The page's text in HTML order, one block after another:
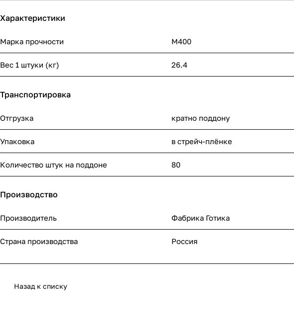
Характеристики
Марка прочности М400
Вес 1 штуки (кг) 26.4
Транспортировка
Отгрузка кратно поддону
Упаковка в стрейч-плёнке
Количество штук на поддоне 80
Производство
Производитель Фабрика Готика
Страна производства Россия
Назад к списку